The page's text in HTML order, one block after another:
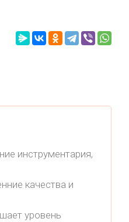
инструментария,
качества и
уровень